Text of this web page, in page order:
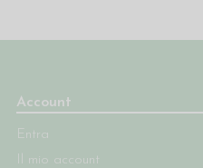
Account
Entra
Il mio account